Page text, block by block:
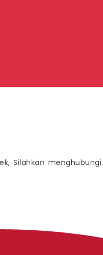
Silahkan menghubungi.